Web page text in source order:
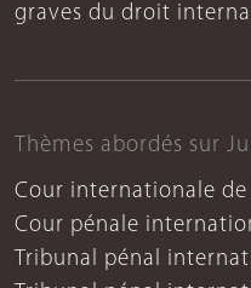
graves du droit
Thèmes abordés sur
Cour internationale de
Cour pénale
Tribunal pénal